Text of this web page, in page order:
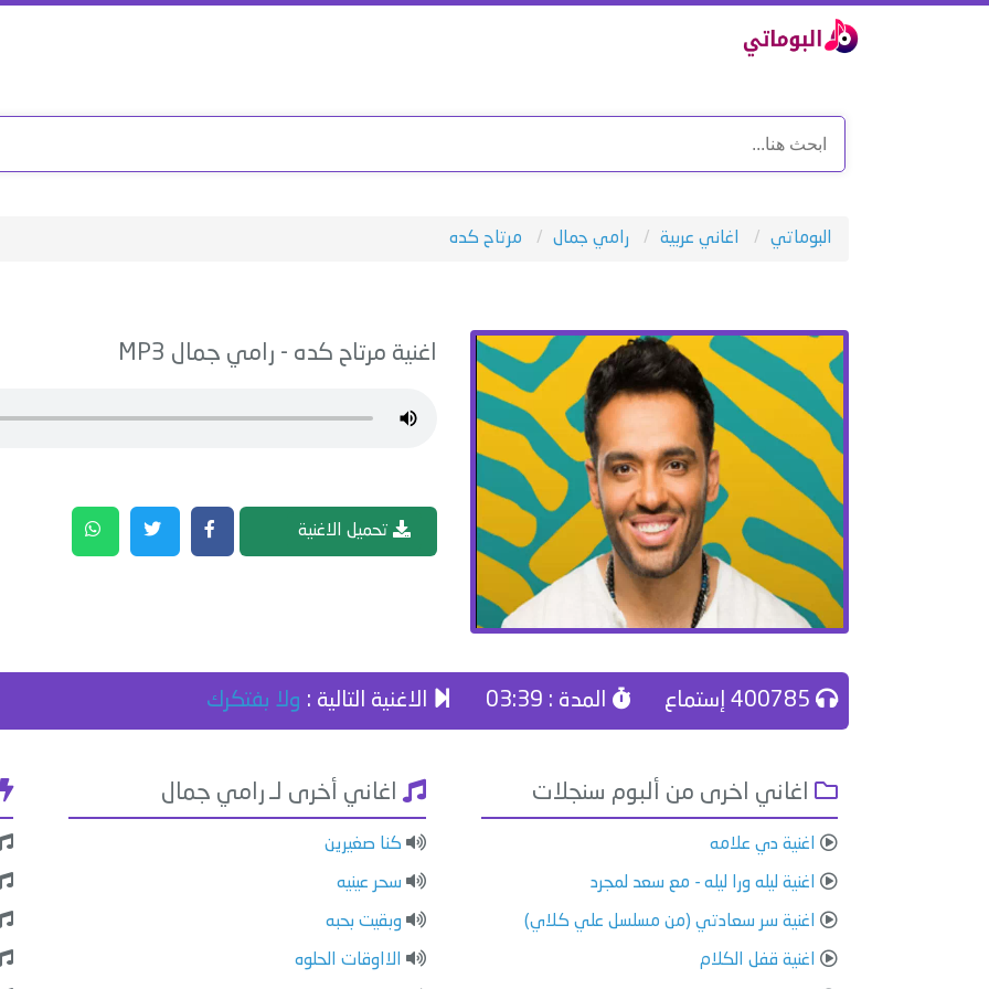
البوماتي اغاني عربية رامي جمال مرتاح كده
اغنية مرتاح كده - رامي جمال
تحميل الاغنية
المدة : 03:39 الاغنية التالية : ولا بفتكرك
اغاني اخرى من ألبوم سنجلات
اغنية ⁠⁠⁠دي علامه
اغنية ليله ورا ليله - مع سعد لمجرد
اغنية سر سعادتي (من مسلسل علي كلاي)
اغنية قفل الكلام
اغاني أخرى لـ رامي جمال
كنا صغيرين
سحر عينيه
وبقيت بحبه
الااوقات الحلوه